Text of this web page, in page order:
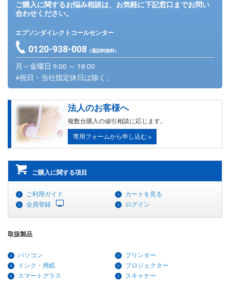
ご購入に関するお悩み相談は、お気軽に下記窓口までお問い
合わせください。
エプソンダイレクトコールセンター
0120-938-008（通話料無料）
月～金曜日 9:00 ～ 18:00
※祝日・当社指定休日は除く。
法人のお客様へ
複数台購入の値引相談に応じます。
専用フォームから申し込む
ご購入に関する項目
ご利用ガイド
カートを見る
会員登録
ログイン
取扱製品
パソコン
プリンター
インク・用紙
プロジェクター
スマートグラス
スキャナー